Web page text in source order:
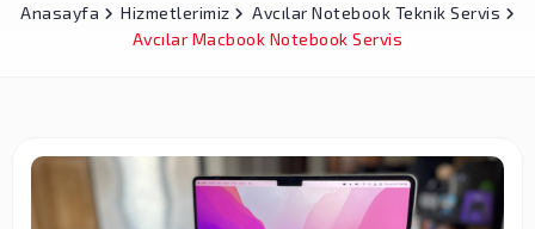
Anasayfa Hizmetlerimiz
Avcılar Notebook Teknik Servis
Avcılar Macbook Notebook Servis